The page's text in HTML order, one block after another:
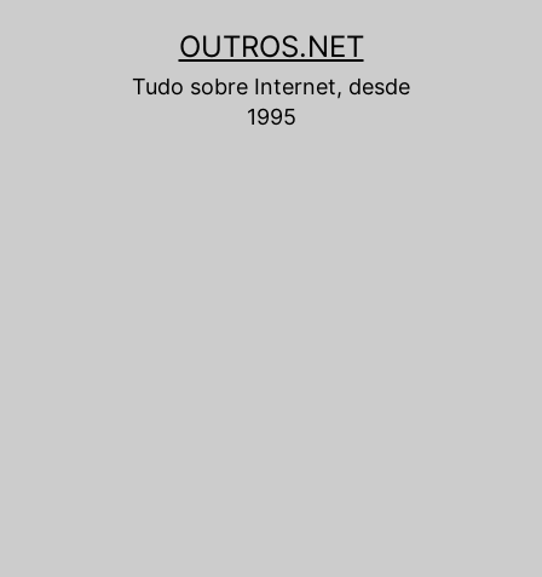
OUTROS.NET
Tudo sobre Internet, desde
1995